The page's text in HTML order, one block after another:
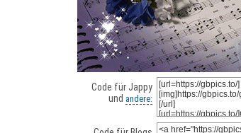
Code für Jappy
und andere: